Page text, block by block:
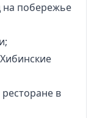
на побережье
в